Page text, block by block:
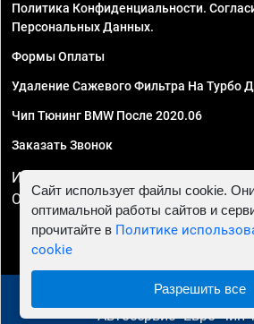
Политика Конфиденциальности.
Персональных Данных.
Формы Оплаты
Удаление Сажевого Фильтра На Турбо
Чип Тюнинг BMW После 2020.06
Заказать Звонок
ИП Смирнов Георгий Павлович. ИНН
ОГРНИП 324470400032610
© 2010 - 2026 Чип тюнинг в
Автосервис "Евро Чип
Сайт использует файлы cookie.
оптимальной работы сайтов и
прочитайте в Политике
cookie
Разрешить все